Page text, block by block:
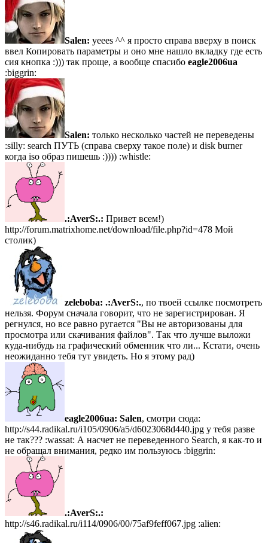
Salen: yeees ^^ я просто справа вверху в поиск
ввел Копировать параметры и оно мне нашло вкладку где есть
сия кнопка :))) так проще, а вообще спасибо eagle2006ua
:biggrin:
Salen: только несколько частей не переведены
:silly: search ПУТЬ (справа сверху такое поле) и disk burner
когда iso образ пишешь :)))) :whistle:
.:AverS:.: Привет всем!)
http://forum.matrixhome.net/download/file.php?id=478 Мой
столик)
zeleboba: .:AverS:., по твоей ссылке посмотреть
нельзя. Форум сначала говорит, что не зарегистрирован. Я
регнулся, но все равно ругается "Вы не авторизованы для
просмотра или скачивания файлов". Так что лучше выложи
куда-нибудь на графический обменник что ли... Кстати, очень
неожиданно тебя тут увидеть. Но я этому рад)
eagle2006ua: Salen, смотри сюда:
http://s44.radikal.ru/i105/0906/a5/d6023068d440.jpg у тебя разве
не так??? :wassat: А насчет не переведенного Search, я как-то и
не обращал внимания, редко им пользуюсь :biggrin:
.:AverS:.:
http://s46.radikal.ru/i114/0906/00/75af9feff067.jpg :alien: